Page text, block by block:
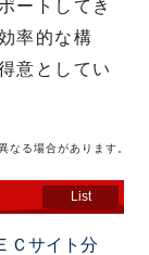
ートしてき
率的な構
意としてい
なる場合があります。
List
Ｃサイト分